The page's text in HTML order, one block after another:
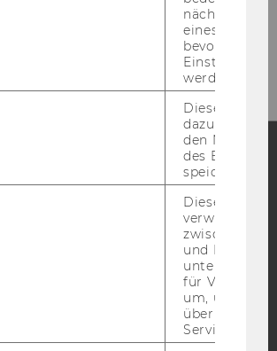
FacebookInstagramBlog
Bluesky
nächsten
eines Vimeo-
bevorzugten
werden.
Dieser
dazu
den
des
speichern.
Dieses
verwendet,
zwischen
und Bots zu
für Vimeo
um, um
über die
Service zu